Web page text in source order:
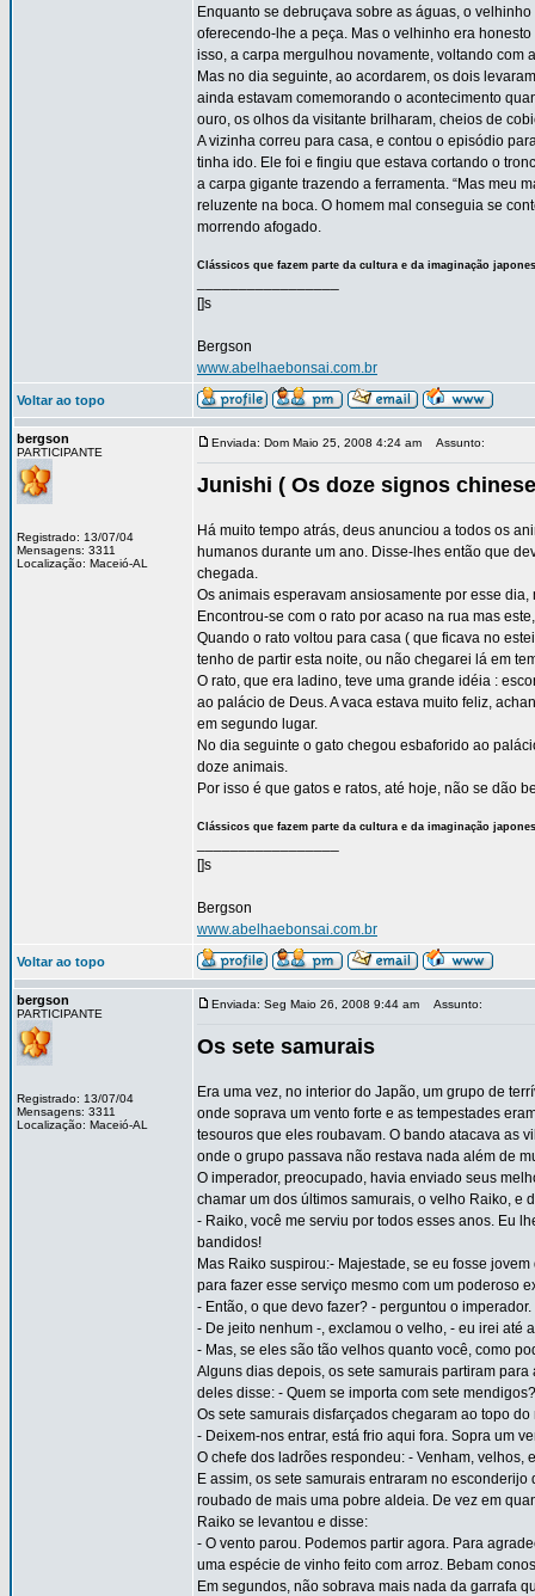
Enquanto se debruçava sobre as águas, o
oferecendo-lhe a peça. Mas o velhinho era
isso, a carpa mergulhou novamente, voltando com
Mas no dia seguinte, ao acordarem, os dois
ainda estavam comemorando o acontecimento
ouro, os olhos da visitante brilharam, cheios de
A vizinha correu para casa, e contou o episódio
tinha ido. Ele foi e fingiu que estava cortando o
a carpa gigante trazendo a ferramenta. “Mas meu
reluzente na boca. O homem mal conseguia se
morrendo afogado.
Clássicos que fazem parte da cultura e da imaginação
[]s
Bergson
www.abelhaebonsai.com.br
Voltar ao topo
bergson
PARTICIPANTE
Registrado: 13/07/04
Mensagens: 3311
Localização: Maceió-AL
Enviada: Dom Maio 25, 2008 4:24 am Assunto:
Junishi ( Os doze signos
Há muito tempo atrás, deus anunciou a todos os
humanos durante um ano. Disse-lhes então que
chegada.
Os animais esperavam ansiosamente por esse
Encontrou-se com o rato por acaso na rua mas
Quando o rato voltou para casa ( que ficava no
tenho de partir esta noite, ou não chegarei lá em
O rato, que era ladino, teve uma grande idéia :
ao palácio de Deus. A vaca estava muito feliz,
em segundo lugar.
No dia seguinte o gato chegou esbaforido ao
doze animais.
Por isso é que gatos e ratos, até hoje, não se dão
Clássicos que fazem parte da cultura e da imaginação
[]s
Bergson
www.abelhaebonsai.com.br
Voltar ao topo
bergson
PARTICIPANTE
Registrado: 13/07/04
Mensagens: 3311
Localização: Maceió-AL
Enviada: Seg Maio 26, 2008 9:44 am Assunto:
Os sete samurais
Era uma vez, no interior do Japão, um grupo de
onde soprava um vento forte e as tempestades
tesouros que eles roubavam. O bando atacava as
onde o grupo passava não restava nada além de
O imperador, preocupado, havia enviado seus
chamar um dos últimos samurais, o velho Raiko, e
- Raiko, você me serviu por todos esses anos. Eu
bandidos!
Mas Raiko suspirou:- Majestade, se eu fosse
para fazer esse serviço mesmo com um poderoso
- Então, o que devo fazer? - perguntou o
- De jeito nenhum -, exclamou o velho, - eu irei até
- Mas, se eles são tão velhos quanto você, como
Alguns dias depois, os sete samurais partiram
deles disse: - Quem se importa com sete
Os sete samurais disfarçados chegaram ao topo
- Deixem-nos entrar, está frio aqui fora. Sopra um
O chefe dos ladrões respondeu: - Venham, velhos,
E assim, os sete samurais entraram no
roubado de mais uma pobre aldeia. De vez em
Raiko se levantou e disse:
- O vento parou. Podemos partir agora. Para
uma espécie de vinho feito com arroz. Bebam
Em segundos, não sobrava mais nada da garrafa